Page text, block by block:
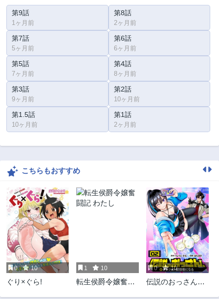
第9話
1ヶ月前
第8話
2ヶ月前
第7話
5ヶ月前
第6話
6ヶ月前
第5話
7ヶ月前
第4話
8ヶ月前
第3話
9ヶ月前
第2話
10ヶ月前
第1.5話
10ヶ月前
第1話
2ヶ月前
こちらもおすすめ
0 10
ぐり×ぐら!
1 10
転生侯爵令嬢奮闘
0 10
伝説のおっさん、